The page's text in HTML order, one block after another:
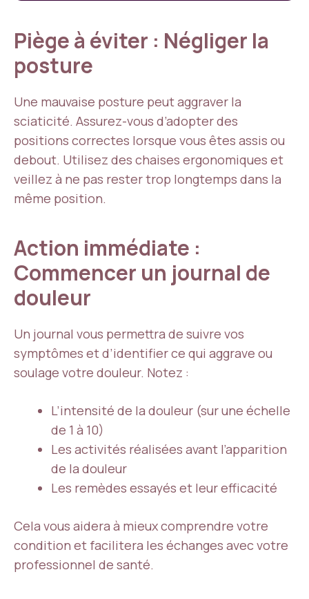
Piège à éviter : Négliger la
posture
Une mauvaise posture peut aggraver la
sciaticité. Assurez-vous d’adopter des
positions correctes lorsque vous êtes assis ou
debout. Utilisez des chaises ergonomiques et
veillez à ne pas rester trop longtemps dans la
même position.
Action immédiate :
Commencer un journal de
douleur
Un journal vous permettra de suivre vos
symptômes et d’identifier ce qui aggrave ou
soulage votre douleur. Notez :
L’intensité de la douleur (sur une échelle
de 1 à 10)
Les activités réalisées avant l’apparition
de la douleur
Les remèdes essayés et leur efficacité
Cela vous aidera à mieux comprendre votre
condition et facilitera les échanges avec votre
professionnel de santé.